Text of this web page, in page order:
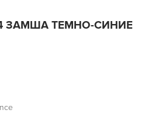
ЗАМША ТЕМНО-СИНИЕ